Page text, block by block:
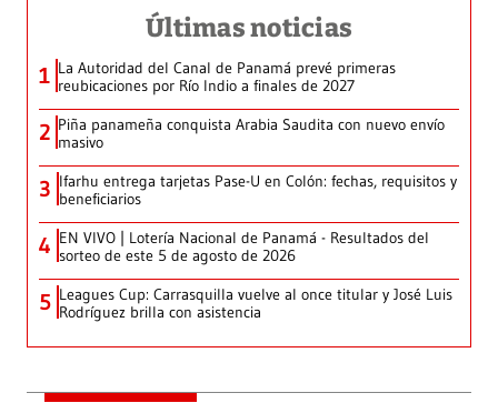
Últimas noticias
1 La Autoridad del Canal de Panamá prevé primeras
reubicaciones por Río Indio a finales de 2027
2 Piña panameña conquista Arabia Saudita con nuevo envío
masivo
3 Ifarhu entrega tarjetas Pase-U en Colón: fechas, requisitos y
beneficiarios
4 EN VIVO | Lotería Nacional de Panamá - Resultados del
sorteo de este 5 de agosto de 2026
5 Leagues Cup: Carrasquilla vuelve al once titular y José Luis
Rodríguez brilla con asistencia